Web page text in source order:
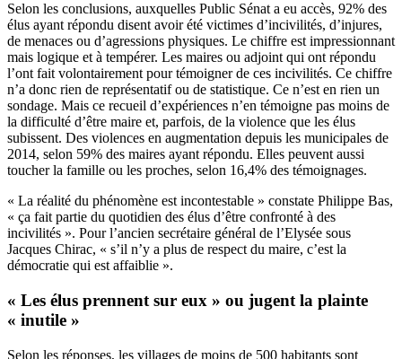
Selon les conclusions, auxquelles Public Sénat a eu accès, 92% des
élus ayant répondu disent avoir été victimes d’incivilités, d’injures,
de menaces ou d’agressions physiques. Le chiffre est impressionnant
mais logique et à tempérer. Les maires ou adjoint qui ont répondu
l’ont fait volontairement pour témoigner de ces incivilités. Ce chiffre
n’a donc rien de représentatif ou de statistique. Ce n’est en rien un
sondage. Mais ce recueil d’expériences n’en témoigne pas moins de
la difficulté d’être maire et, parfois, de la violence que les élus
subissent. Des violences en augmentation depuis les municipales de
2014, selon 59% des maires ayant répondu. Elles peuvent aussi
toucher la famille ou les proches, selon 16,4% des témoignages.
« La réalité du phénomène est incontestable » constate Philippe Bas,
« ça fait partie du quotidien des élus d’être confronté à des
incivilités ». Pour l’ancien secrétaire général de l’Elysée sous
Jacques Chirac, « s’il n’y a plus de respect du maire, c’est la
démocratie qui est affaiblie ».
« Les élus prennent sur eux » ou jugent la plainte
« inutile »
Selon les réponses, les villages de moins de 500 habitants sont